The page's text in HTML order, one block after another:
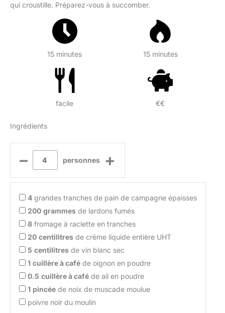
qui croustille. Préparez-vous à succomber.
15 minutes 15 minutes
facile €€
Ingrédients
– personnes +
4 grandes tranches de pain de campagne épaisses
200 grammes de lardons fumés
8 fromage à raclette en tranches
20 centilitres de crème liquide entière UHT
5 centilitres de vin blanc sec
1 cuillère à café de oignon en poudre
0.5 cuillère à café de ail en poudre
1 pincée de noix de muscade moulue
poivre noir du moulin